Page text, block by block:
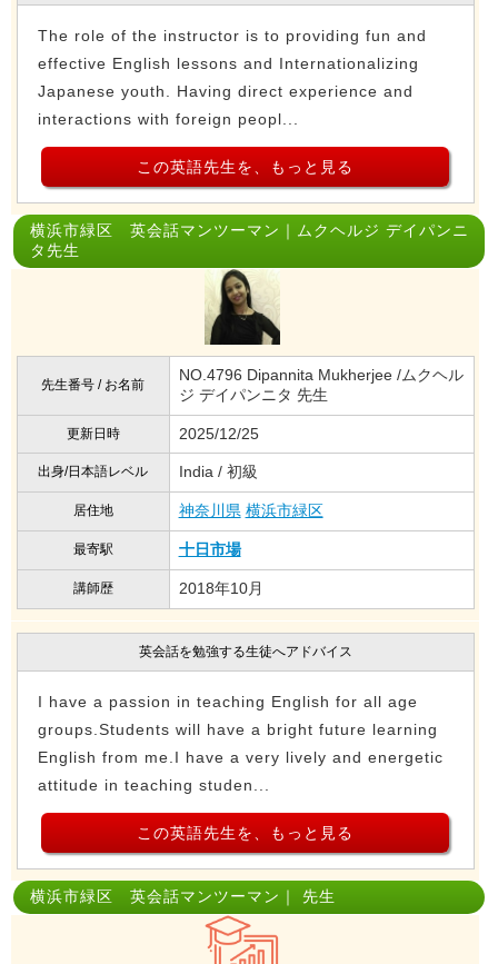
The role of the instructor is to providing fun and
effective English lessons and Internationalizing
Japanese youth. Having direct experience and
interactions with foreign peopl...
この英語先生を、もっと見る
横浜市緑区 英会話マンツーマン｜ムクヘルジ デイパンニ
タ先生
先生番号 / お名前
NO.4796 Dipannita Mukherjee /ムクヘル
ジ デイパンニタ 先生
更新日時 2025/12/25
出身/日本語レベル India / 初級
居住地 神奈川県 横浜市緑区
最寄駅 十日市場
講師歴 2018年10月
英会話を勉強する生徒へアドバイス
I have a passion in teaching English for all age
groups.Students will have a bright future learning
English from me.I have a very lively and energetic
attitude in teaching studen...
この英語先生を、もっと見る
横浜市緑区 英会話マンツーマン｜ 先生